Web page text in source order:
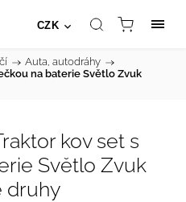
CZK
/ Auta, autodráhy /
na baterie Světlo Zvuk
kov set s
Světlo Zvuk
druhy